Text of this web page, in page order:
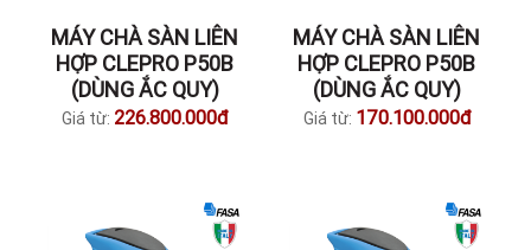
MÁY CHÀ SÀN LIÊN
HỢP CLEPRO P50B
(DÙNG ẮC QUY)
Giá từ: 226.800.000đ
MÁY CHÀ SÀN LIÊN
HỢP CLEPRO P50B
(DÙNG ẮC QUY)
Giá từ: 170.100.000đ